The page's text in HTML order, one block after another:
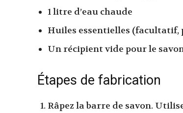
1 litre d’eau chaude
Huiles essentielles
Un récipient vide pour le
Étapes de fabrication
Râpez la barre de savon.